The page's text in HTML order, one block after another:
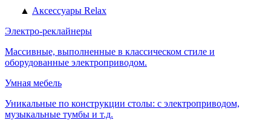
▲ Аксессуары Relax
Электро-реклайнеры
Массивные, выполненные в классическом стиле и
оборудованные электроприводом.
Умная мебель
Уникальные по конструкции столы: с электроприводом,
музыкальные тумбы и т.д.